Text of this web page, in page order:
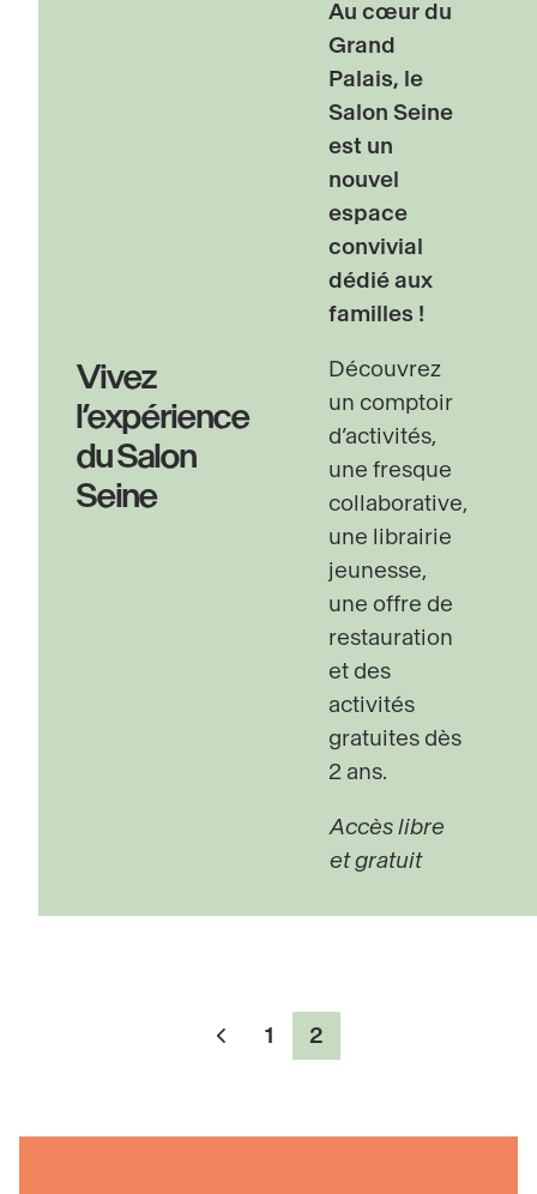
Vivez
l’expérience
du Salon
Seine
Au cœur du
Grand
Palais, le
Salon Seine
est un
nouvel
espace
convivial
dédié aux
familles !
Découvrez
un comptoir
d’activités,
une fresque
collaborative,
une librairie
jeunesse,
une offre de
restauration
et des
activités
gratuites dès
2 ans.
Accès libre
et gratuit
1 2